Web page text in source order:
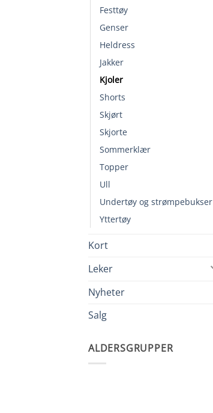
Festtøy
Genser
Heldress
Jakker
Kjoler
Shorts
Skjørt
Skjorte
Sommerklær
Topper
Ull
Undertøy og strømpebukser
Yttertøy
Kort
Leker
Nyheter
Salg
ALDERSGRUPPER